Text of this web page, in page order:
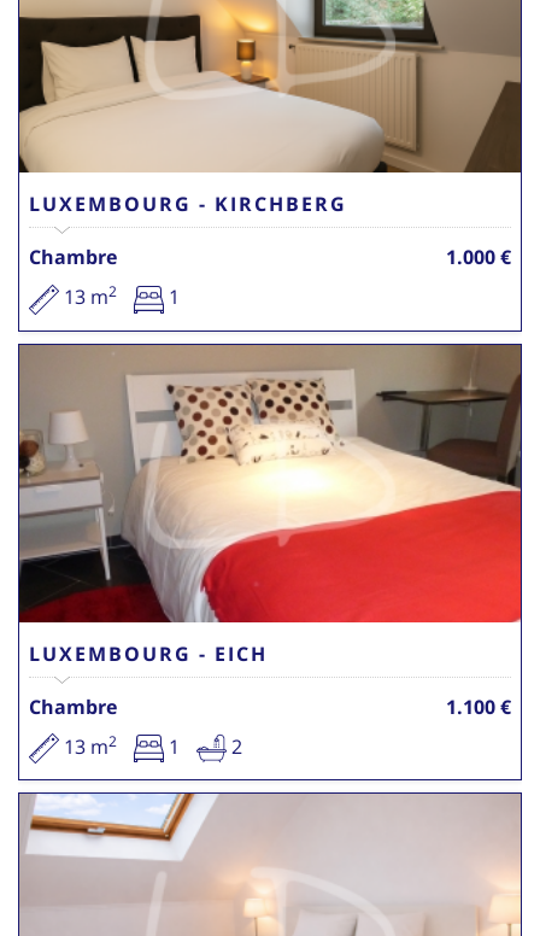
LUXEMBOURG - KIRCHBERG
Chambre
1.000 €
13 m2 1
LUXEMBOURG - EICH
Chambre
1.100 €
13 m2 1 2